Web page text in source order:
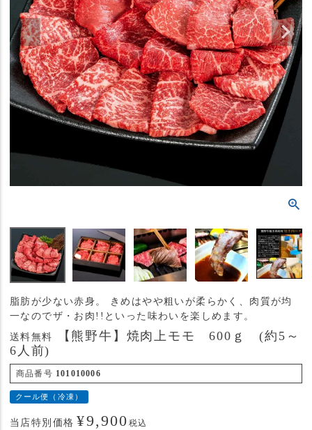
脂肪が少ない赤身。 きめはやや粗いが柔らかく、肉質が均
一なのでザ・お肉!!といった味わいを楽しめます。
送料無料
【熊野牛】焼肉上モモ 600ｇ (約5～
6人前)
商品番号 101010006
クール便（冷凍）
当店特別価格 ¥9,900 税込